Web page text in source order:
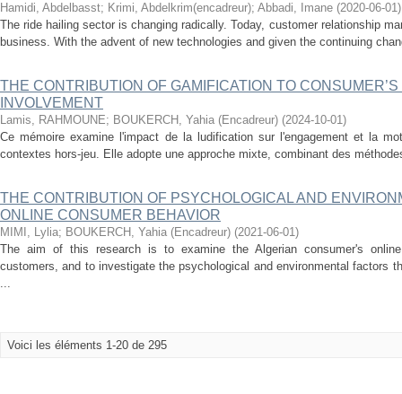
Hamidi, Abdelbasst; Krimi, Abdelkrim(encadreur); Abbadi, Imane (2020-06-01)
The ride hailing sector is changing radically. Today, customer relationship
business. With the advent of new technologies and given the continuing
THE CONTRIBUTION OF GAMIFICATION TO
INVOLVEMENT
Lamis, RAHMOUNE; BOUKERCH, Yahia (Encadreur) (2024-10-01)
Ce mémoire examine l'impact de la ludification sur l'engagement et la
contextes hors-jeu. Elle adopte une approche mixte, combinant des
THE CONTRIBUTION OF PSYCHOLOGICAL AND
ONLINE CONSUMER BEHAVIOR
MIMI, Lylia; BOUKERCH, Yahia (Encadreur) (2021-06-01)
The aim of this research is to examine the Algerian consumer's
customers, and to investigate the psychological and environmental factors
...
Voici les éléments 1-20 de 295